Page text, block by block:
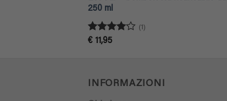
250 ml
Valutato
(1)
€11,95
INFORMAZIONI